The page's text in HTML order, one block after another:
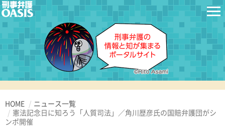
HOME
ニュース一覧
憲法記念日に知ろう「人質司法」／角川歴彦氏の国賠弁護団がシ
ンポ開催